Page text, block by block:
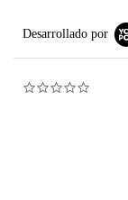
Desarrollado por